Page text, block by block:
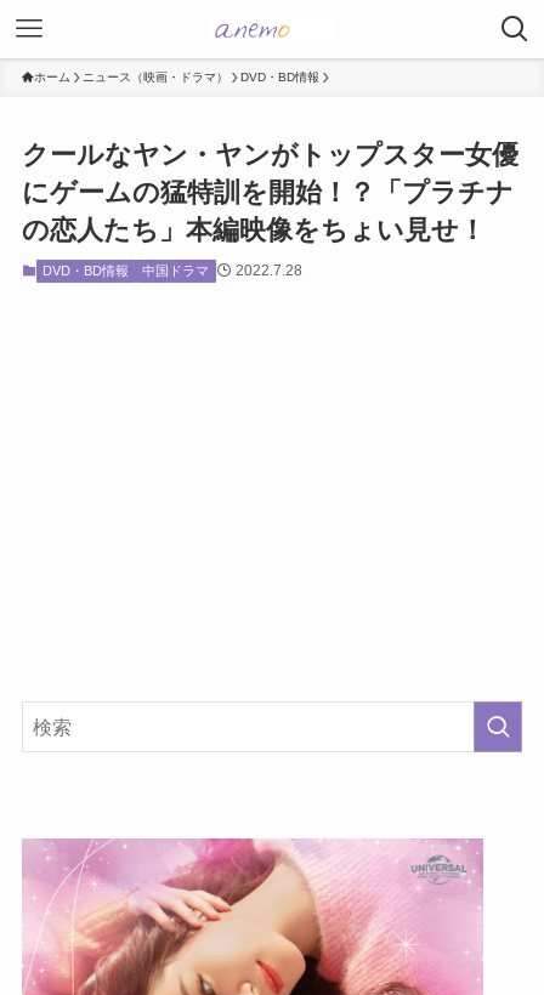
ホーム ニュース（映画・ドラマ） DVD・BD情報
クールなヤン・ヤンがトップスター女優
にゲームの猛特訓を開始！？「プラチナ
の恋人たち」本編映像をちょい見せ！
DVD・BD情報 中国ドラマ 2022.7.28